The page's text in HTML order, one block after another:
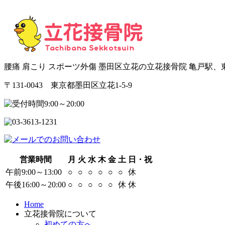
腰痛 肩こり スポーツ外傷 墨田区立花の立花接骨院 亀戸駅、
〒131-0043 東京都墨田区立花1-5-9
営業時間 月 火 水 木 金 土 日・祝
午前9:00～13:00
○ ○ ○ ○ ○ ○
休
午後16:00～20:00 ○ ○ ○ ○ ○ 休 休
Home
立花接骨院について